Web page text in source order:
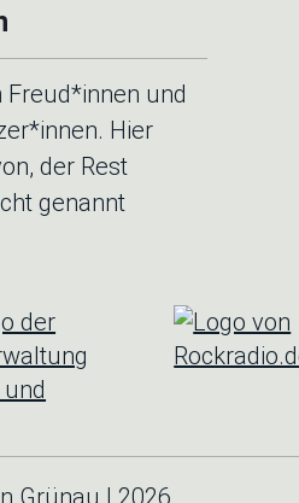
Freud*innen und
Hier
der Rest
genannt